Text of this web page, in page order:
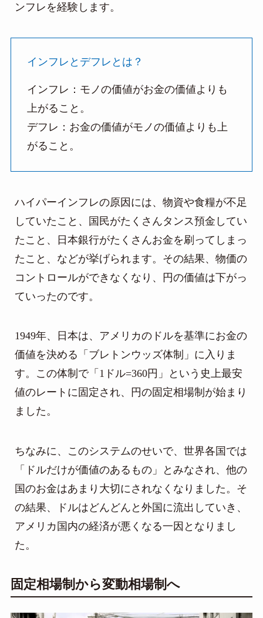
ンフレを経験します。
インフレとデフレとは？
インフレ：モノの価値がお金の価値よりも
上がること。
デフレ：お金の価値がモノの価値よりも上
がること。
ハイパーインフレの原因には、物資や食糧が不足
していたこと、国民がたくさんタンス預金してい
たこと、日本銀行がたくさんお金を刷ってしまっ
たこと、などが挙げられます。その結果、物価の
コントロールができなくなり、円の価値は下がっ
ていったのです。
1949年、日本は、アメリカのドルを基準にお金の
価値を決める「ブレトンウッズ体制」に入りま
す。この体制で「1ドル=360円」という史上最安
値のレートに固定され、円の固定相場制が始まり
ました。
ちなみに、このシステムのせいで、世界各国では
「ドルだけが価値のあるもの」とみなされ、他の
国のお金はあまり大切にされなくなりました。そ
の結果、ドルはどんどんと外国に流出していき、
アメリカ国内の経済が悪くなる一因となりまし
た。
固定相場制から変動相場制へ